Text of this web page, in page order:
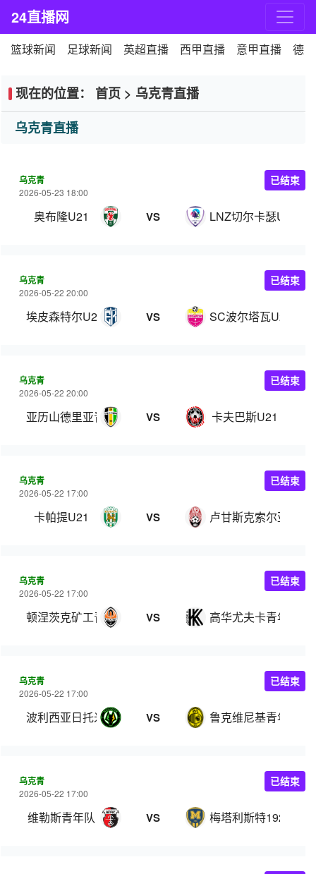
24直播网
篮球新闻 足球新闻 英超直播 西甲直播 意甲直播 德
现在的位置： 首页 > 乌克青直播
乌克青直播
乌克青
2026-05-23 18:00
奥布隆U21 VS LNZ切尔卡瑟U21
已结束
乌克青
2026-05-22 20:00
埃皮森特尔U21 VS SC波尔塔瓦U21
已结束
乌克青
2026-05-22 20:00
亚历山德里亚青年队 VS 卡夫巴斯U21
已结束
乌克青
2026-05-22 17:00
卡帕提U21 VS 卢甘斯克索尔亚青年
已结束
乌克青
2026-05-22 17:00
顿涅茨克矿工青年队 VS 高华尤夫卡青年队
已结束
乌克青
2026-05-22 17:00
波利西亚日托米尔U21 VS 鲁克维尼基青年队
已结束
乌克青
2026-05-22 17:00
维勒斯青年队 VS 梅塔利斯特1925青
已结束